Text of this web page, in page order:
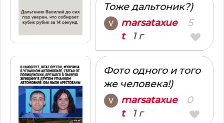
Тоже дальтоник?)
marsataxue
t1 г
5
Фото одного и того
же человека!)
marsataxue
t1 г
0